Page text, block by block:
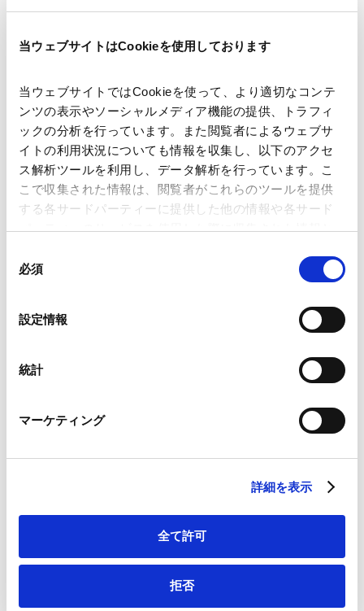
当ウェブサイトはCookieを使用しております
当ウェブサイトではCookieを使って、より適切なコンテ
ンツの表示やソーシャルメディア機能の提供、トラフィ
ックの分析を行っています。また閲覧者によるウェブサ
イトの利用状況についても情報を収集し、以下のアクセ
ス解析ツールを利用し、データ解析を行っています。こ
こで収集された情報は、閲覧者がこれらのツールを提供
する各サードパーティーに提供した他の情報や各サード
パーティーのサービスを使用した際に収集された情報と
ことがあります。
Google Analytics利用規約（
Marketo
外部サイト）
LinkedIn プライバシーポリシー（
HubSpot プライバシーポリシー（外部サイト）
必須
設定情報
統計
マーケティング
詳細を表示
全て許可
拒否
田中 収
Osamu Tanaka
東京
パートナー
宮野 勉
Tsutomu Miyano
東京
パートナー
増田
東京